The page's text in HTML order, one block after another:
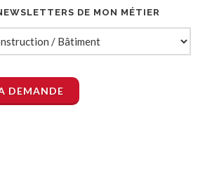
DE MON MÉTIER